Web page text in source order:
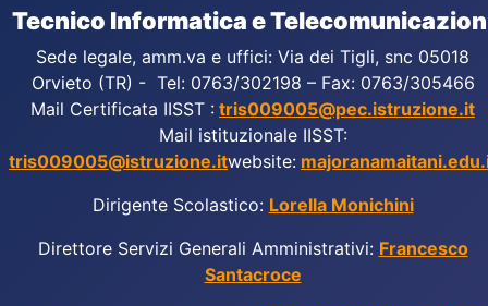
Tecnico Informatica e
Sede legale, amm.va e uffici: Via dei Tigli, snc 05018
Orvieto (TR) - Tel: 0763/302198 – Fax: 0763/305466
Mail Certificata IISST : tris009005@pec.istruzione.it
Mail istituzionale IISST:
tris009005@istruzione.itwebsite:
Dirigente Scolastico: Lorella Monichini
Direttore Servizi Generali Amministrativi: Francesco
Santacroce